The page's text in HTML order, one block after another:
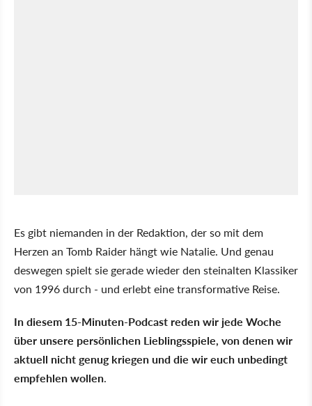
Es gibt niemanden in der Redaktion, der so mit dem
Herzen an Tomb Raider hängt wie Natalie. Und genau
deswegen spielt sie gerade wieder den steinalten Klassiker
von 1996 durch - und erlebt eine transformative Reise.
In diesem 15-Minuten-Podcast reden wir jede Woche
über unsere persönlichen Lieblingsspiele, von denen wir
aktuell nicht genug kriegen und die wir euch unbedingt
empfehlen wollen.